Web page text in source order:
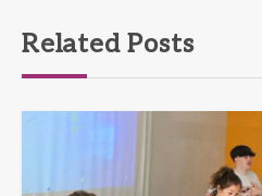
Related Posts